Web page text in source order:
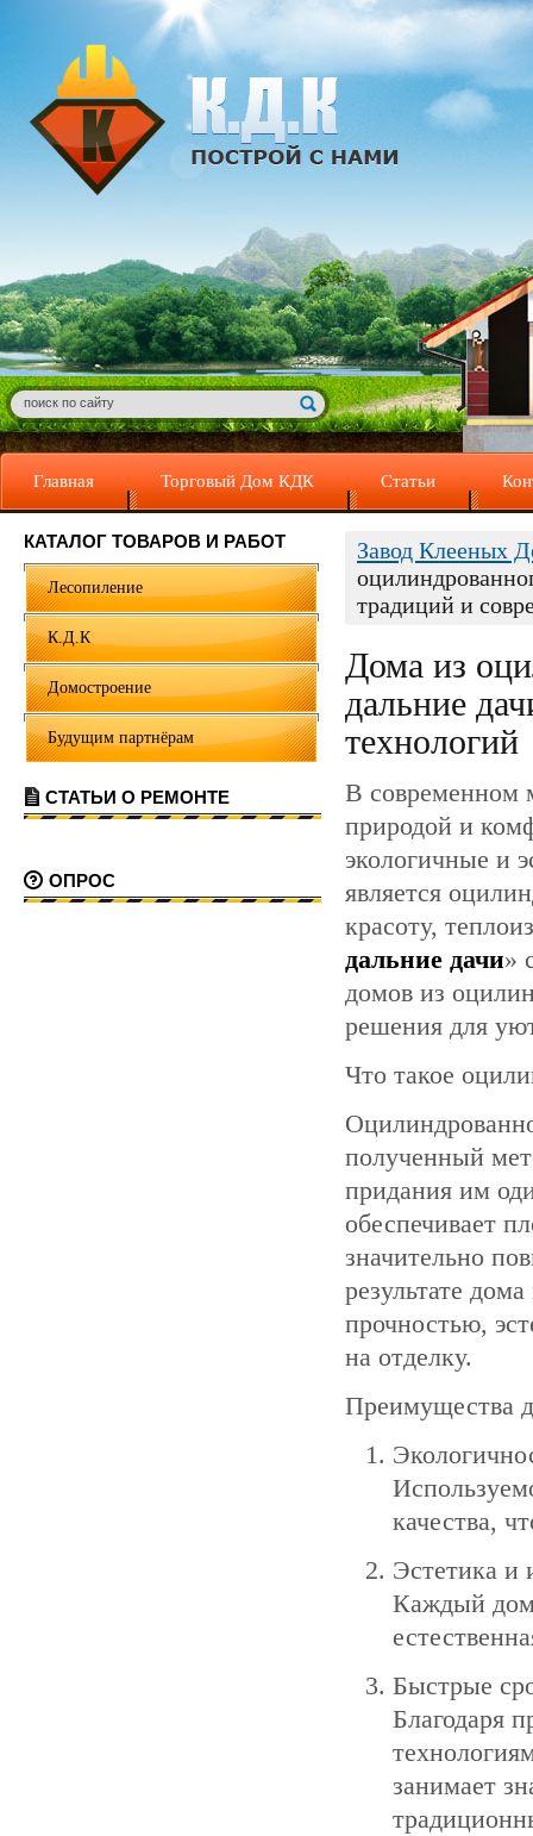
Главная Торговый Дом КДК Статьи
КАТАЛОГ ТОВАРОВ И РАБОТ
Лесопиление
К.Д.К
Домостроение
Будущим партнёрам
СТАТЬИ О РЕМОНТЕ
ОПРОС
Завод Клееных
традиций и
Дома из
дальние
технологий
В современном
природой и
экологичные и
является
красоту,
дальние дачи»
домов из
решения для
Что такое
полученный
придания им
обеспечивает
значительно
результате
прочностью,
на отделку.
Преимущества
качества,
Эстетика и
Каждый дом
Быстрые
Благодаря
занимает